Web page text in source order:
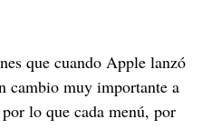
que cuando Apple lanzó
cambio muy importante a
lo que cada menú, por